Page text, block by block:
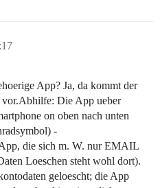
App? Ja, da kommt der
Die App ueber
on oben nach unten
-
die sich m. W. nur EMAIL
Loeschen steht wohl dort).
geloescht; die App